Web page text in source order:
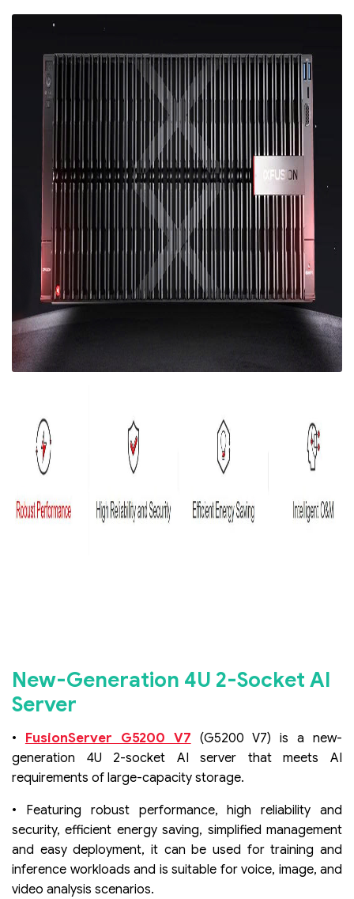
New-Generation 4U 2-Socket AI
Server
• FusionServer G5200 V7 (G5200 V7) is a new-
generation 4U 2-socket AI server that meets AI
requirements of large-capacity storage.
• Featuring robust performance, high reliability and
security, efficient energy saving, simplified management
and easy deployment, it can be used for training and
inference workloads and is suitable for voice, image, and
video analysis scenarios.